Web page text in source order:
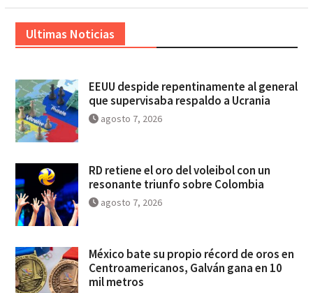
Ultimas Noticias
EEUU despide repentinamente al general
que supervisaba respaldo a Ucrania
agosto 7, 2026
RD retiene el oro del voleibol con un
resonante triunfo sobre Colombia
agosto 7, 2026
México bate su propio récord de oros en
Centroamericanos, Galván gana en 10
mil metros